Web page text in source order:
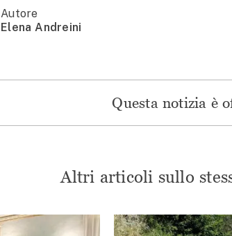
Autore
Elena Andreini
Questa notizia è
Altri articoli sullo